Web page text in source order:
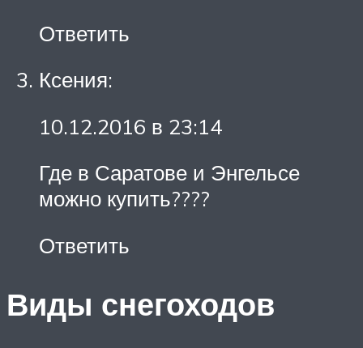
Ответить
Ксения:
10.12.2016 в 23:14
Где в Саратове и Энгельсе
можно купить????
Ответить
Виды снегоходов